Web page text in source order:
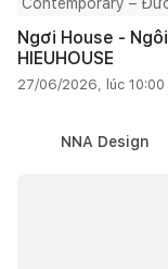
Ngơi House -
HIEUHOUSE
27/06/2026, lúc 10:00
NNA Design